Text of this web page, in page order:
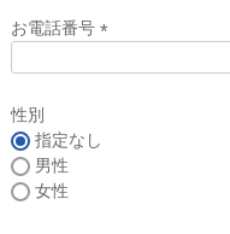
お電話番号
性別
指定なし
男性
女性